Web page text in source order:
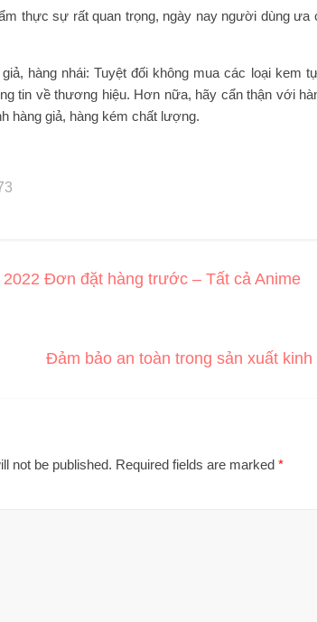
thực sự rất quan trọng, ngày nay người dùng ưa
hàng nhái: Tuyệt đối không mua các loại kem
tin về thương hiệu. Hơn nữa, hãy cẩn thận với
hàng giả, hàng kém chất lượng.
2022 Đơn đặt hàng trước – Tất cả Anime
Đảm bảo an toàn trong sản xuất
not be published. Required fields are marked *